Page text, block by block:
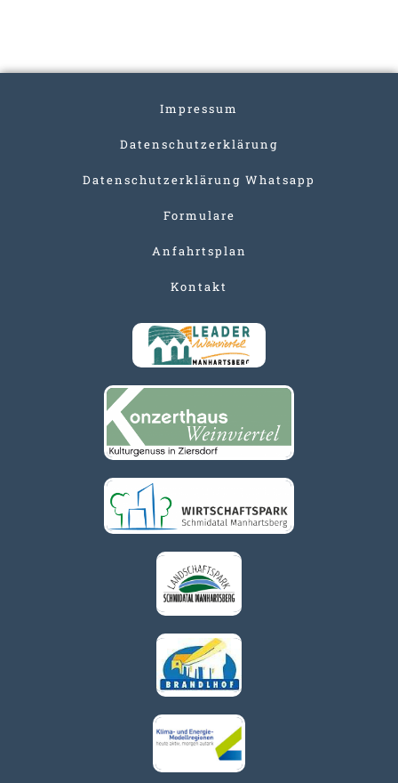
Impressum
Datenschutzerklärung
Datenschutzerklärung Whatsapp
Formulare
Anfahrtsplan
Kontakt